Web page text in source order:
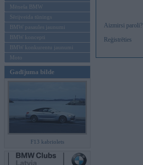
Mēneša BMW
Sērijveida tūnings
BMW pasaules jaunumi
BMW koncepti
BMW konkurentu jaunumi
Moto
Gadījuma bilde
F13 kabriolets
Aizmirsi paroli?
Reģistrēties